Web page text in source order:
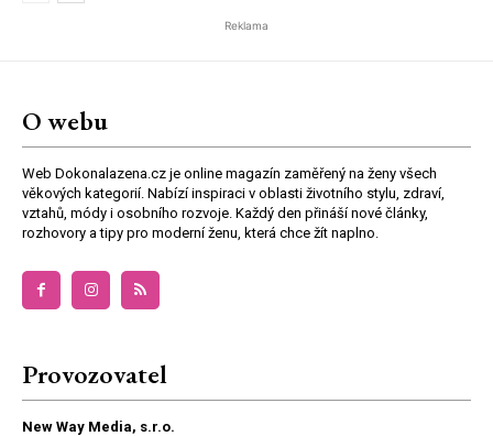
Reklama
O webu
Web Dokonalazena.cz je online magazín zaměřený na ženy všech
věkových kategorií. Nabízí inspiraci v oblasti životního stylu, zdraví,
vztahů, módy i osobního rozvoje. Každý den přináší nové články,
rozhovory a tipy pro moderní ženu, která chce žít naplno.
Provozovatel
New Way Media, s.r.o.